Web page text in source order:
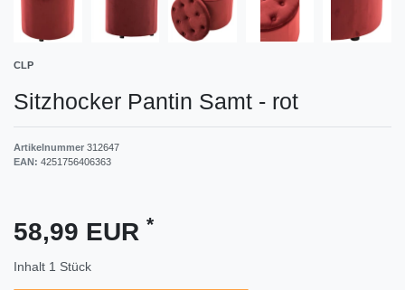
CLP
Sitzhocker Pantin Samt - rot
Artikelnummer 312647
EAN: 4251756406363
58,99 EUR *
Inhalt 1 Stück